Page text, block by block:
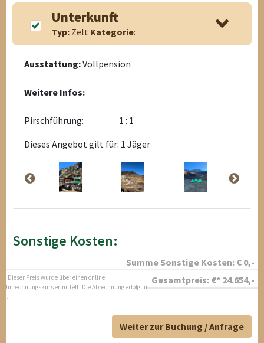
Unterkunft
Typ: Zelt Kategorie:
Ausstattung:Vollpension
Weitere Infos:
Pirschführung:
1 : 1
Dieses Angebot gilt für: 1 Jäger
Sonstige Kosten:
Summe Sonstige Kosten: € 0,-
Gesamtpreis: €* 24.654,-
* Dieser Preis wurde über einen online
Umrechnungskurs ermittelt. Die Abrechnung erfolgt in
$.
Weiter zur Buchung / Anfrage